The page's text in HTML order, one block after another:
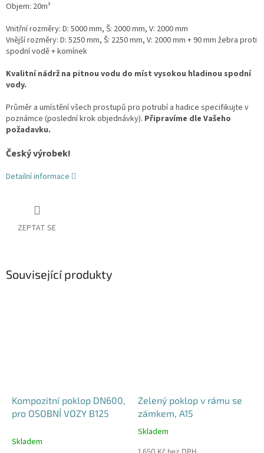
Objem: 20m³
Vnitřní rozměry: D: 5000 mm, Š: 2000 mm, V: 2000 mm
Vnější rozměry: D: 5250 mm, Š: 2250 mm, V: 2000 mm + 90 mm žebra proti
spodní vodě + komínek
Kvalitní nádrž na pitnou vodu do míst vysokou hladinou spodní
vody.
Průměr a umístění všech prostupů pro potrubí a hadice specifikujte v
poznámce (poslední krok objednávky). Připravíme dle Vašeho
požadavku.
Český výrobek!
Detailní informace
ZEPTAT SE
Související produkty
Kompozitní poklop DN600,
pro OSOBNÍ VOZY B125
Skladem
Zelený poklop v rámu se
zámkem, A15
Průměrné
Skladem
1 650 Kč bez DPH